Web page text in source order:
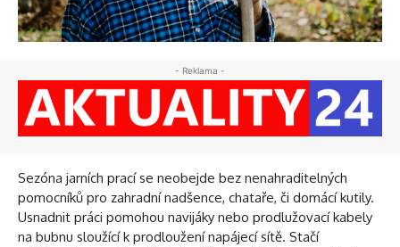
- Reklama -
Sezóna jarních prací se neobejde bez nenahraditelných
pomocníků pro zahradní nadšence, chataře, či domácí kutily.
Usnadnit práci pomohou navijáky nebo prodlužovací kabely
na bubnu sloužící k prodloužení napájecí sítě. Stačí